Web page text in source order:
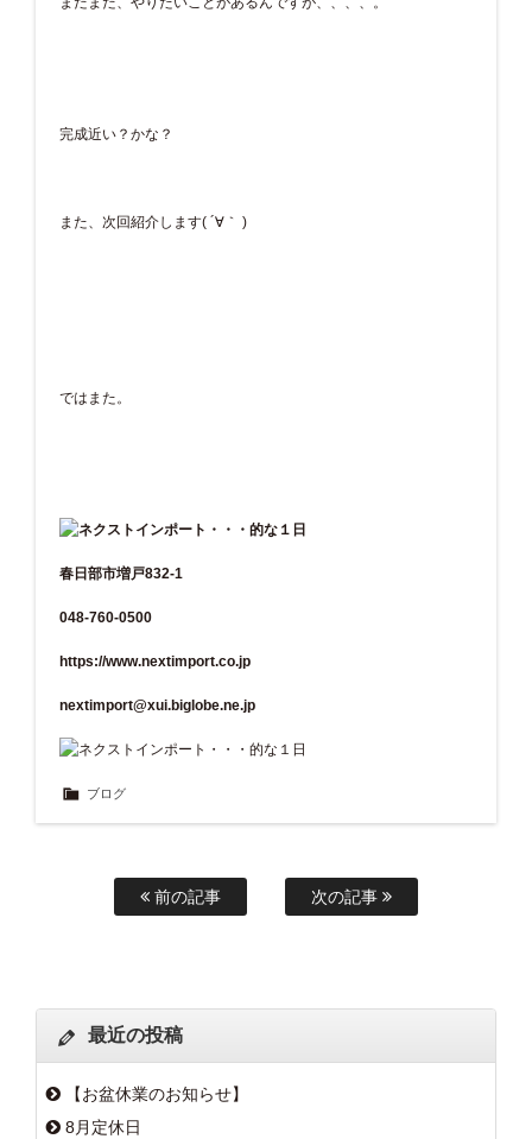
完成近い？かな？
また、次回紹介します( ´∀｀ )
ではまた。
春日部市増戸832-1
048-760-0500
https://www.nextimport.co.jp
nextimport@xui.biglobe.ne.jp
ブログ
前の記事 次の記事
最近の投稿
【お盆休業のお知らせ】
8月定休日